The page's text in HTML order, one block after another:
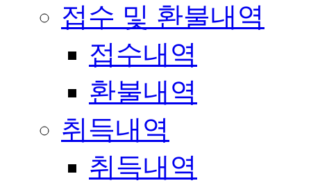
접수 및 환불내역
접수내역
환불내역
취득내역
취득내역